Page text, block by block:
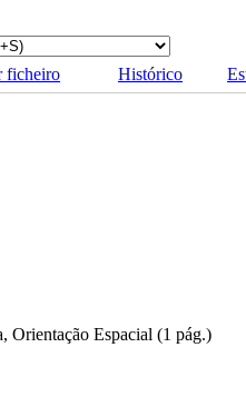
ficheiro Histórico
Orientação Espacial (1 pág.)